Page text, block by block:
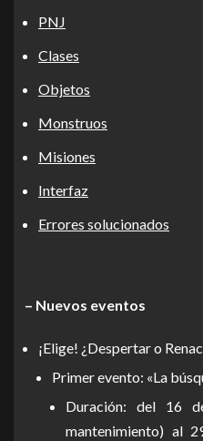
PNJ
Clases
Objetos
Monstruos
Misiones
Interfaz
Errores solucionados
– Nuevos eventos
¡Elige! ¿Despertar o
Primer evento: «La
Duración: del 16
mantenimiento) al